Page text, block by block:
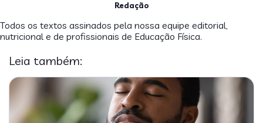
Redação
Todos os textos assinados pela nossa equipe editorial,
nutricional e de profissionais de Educação Física.
Leia também: